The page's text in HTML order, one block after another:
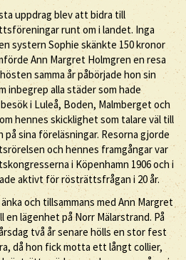
uppdrag blev att bidra till
runt om i landet. Inga
systern Sophie skänkte 150 kronor
Ann Margret Holmgren en resa
samma år påbörjade hon sin
inbegrep alla städer som hade
i Luleå, Boden, Malmberget och
hennes skicklighet som talare väl till
sina föreläsningar. Resorna gjorde
och hennes framgångar var
i Köpenhamn 1906 och i
aktivt för rösträttsfrågan i 20 år.
och tillsammans med Ann Margret
lägenhet på Norr Mälarstrand. På
två år senare hölls en stor fest
då hon fick motta ett långt collier,